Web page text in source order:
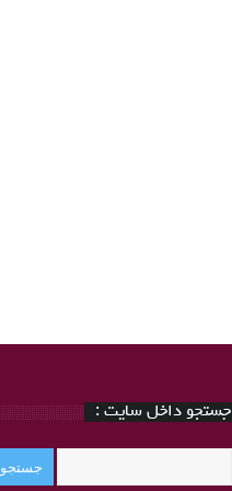
جستجو داخل سایت :